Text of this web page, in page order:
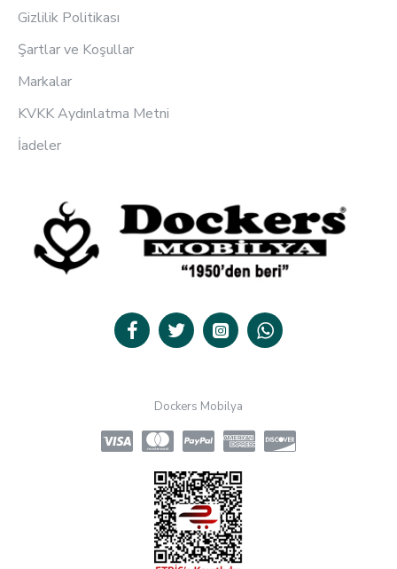
Gizlilik Politikası
Şartlar ve Koşullar
Markalar
KVKK Aydınlatma Metni
İadeler
Dockers Mobilya